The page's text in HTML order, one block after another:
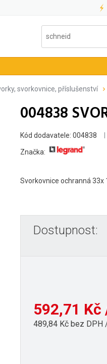
svorkovnice, příslušenství
004838
Kód dodavatele: 004838
Značka:
Svorkovnice ochranná 33x
Dostupnost:
592,71 Kč
489,84 Kč bez DPH